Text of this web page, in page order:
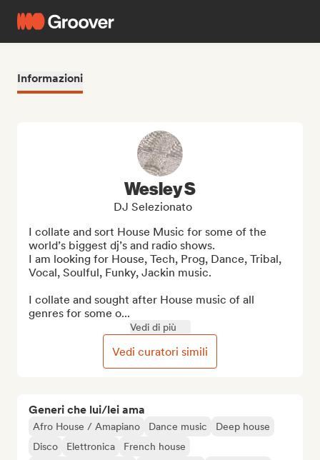
Informazioni
Generi che lui/lei ama
Afro House / Amapiano Dance music
Deep house
Disco
Elettronica
French house
Wesley S
DJ Selezionato
I collate and sort House Music for some of the
world’s biggest dj’s and radio shows.
I am looking for House, Tech, Prog, Dance, Tribal,
Vocal, Soulful, Funky, Jackin music.
I collate and sought after House music of all
genres for some o...
Vedi di più
Vedi curatori simili